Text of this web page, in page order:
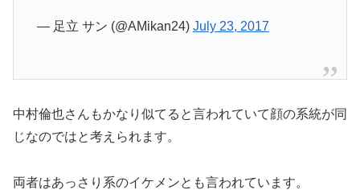
— 足立 サン (@AMikan24) July 23, 2017
中村倫也さんもかなり似てると言われていて顔の系統が同
じなのではと考えられます。
両者はあっさり系のイケメンとも言われています。